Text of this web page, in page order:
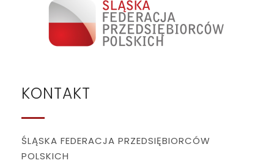
KONTAKT
ŚLĄSKA FEDERACJA PRZEDSIĘBIORCÓW
POLSKICH